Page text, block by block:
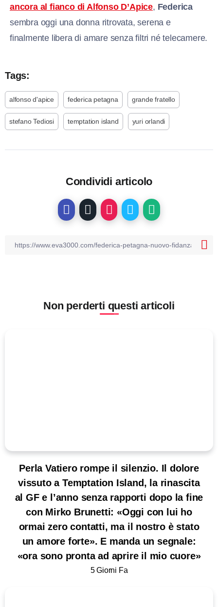
ancora al fianco di Alfonso D’Apice, Federica
sembra oggi una donna ritrovata, serena e
finalmente libera di amare senza filtri né telecamere.
Tags:
alfonso d'apice federica petagna grande fratello
stefano Tediosi temptation island yuri orlandi
Condividi articolo
Non perderti questi articoli
Perla Vatiero rompe il silenzio. Il dolore
vissuto a Temptation Island, la rinascita
al GF e l’anno senza rapporti dopo la fine
con Mirko Brunetti: «Oggi con lui ho
ormai zero contatti, ma il nostro è stato
un amore forte». E manda un segnale:
«ora sono pronta ad aprire il mio cuore»
5 Giorni Fa